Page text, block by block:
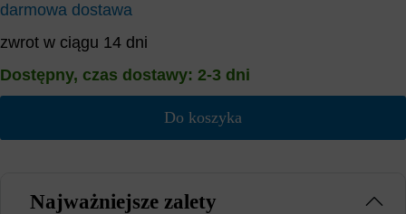
darmowa dostawa
zwrot w ciągu 14 dni
Dostępny, czas dostawy: 2-3 dni
Do koszyka
Najważniejsze zalety